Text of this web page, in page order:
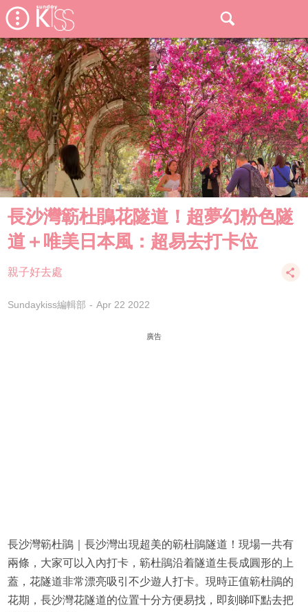
長沙灣簕杜鵑花隧道！超夢幻粉色隧
道＋唯美日本風：超易去打卡位
親子好去處
Sundaykiss編輯部 Apr 22 2022
廣告
長沙灣簕杜鵑｜長沙灣出現超美的簕杜鵑隧道！現場一共有
兩條，大家可以入內打卡，簕杜鵑沿着隧道生長成圓形的上
蓋，花隧道非常漂亮吸引不少遊人打卡。現時正值簕杜鵑的
花期，長沙灣花隧道的位置十分方便易找，即刻睇吓點去把